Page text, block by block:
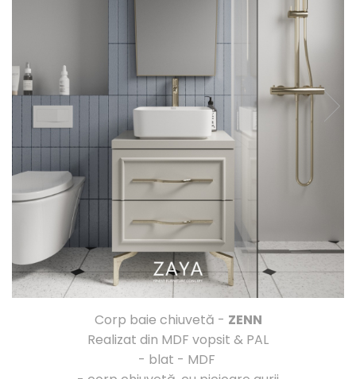
Corp baie chiuvetă - ZENN
Realizat din MDF vopsit & PAL
- blat - MDF